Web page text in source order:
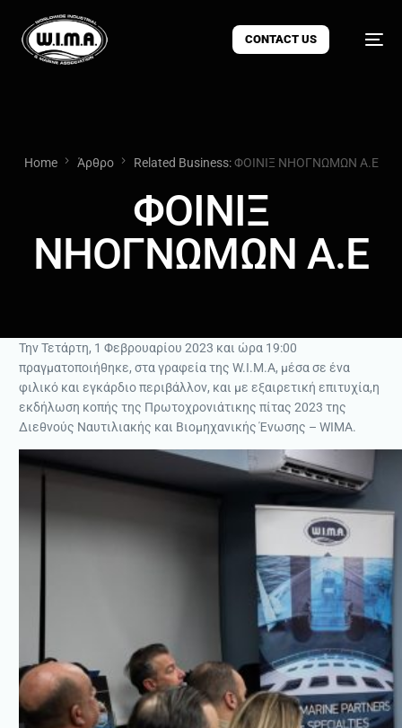
CONTACT US
Home Άρθρο Related Business:ΦΟΙΝΙΞ ΝΗΟΓΝΩΜΩΝ Α.Ε
ΦΟΙΝΙΞ
ΝΗΟΓΝΩΜΩΝ Α.Ε
Την Τετάρτη, 1 Φεβρουαρίου 2023 και ώρα 19:00
πραγματοποιήθηκε, στα γραφεία της W.I.M.A, μέσα σε ένα
φιλικό και εγκάρδιο περιβάλλον, και με εξαιρετική επιτυχία,η
εκδήλωση κοπής της Πρωτοχρονιάτικης πίτας 2023 της
Διεθνούς Ναυτιλιακής και Βιομηχανικής Ένωσης – WIMA.